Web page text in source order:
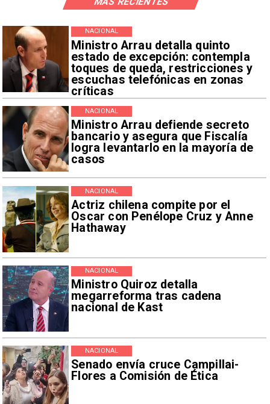
Ministro Arrau detalla quinto
estado de excepción: contempla
toques de queda, restricciones y
escuchas telefónicas en zonas
críticas
NACIONAL
Ministro Arrau defiende secreto
bancario y asegura que Fiscalía
logra levantarlo en la mayoría de
casos
NACIONAL
Actriz chilena compite por el
Oscar con Penélope Cruz y Anne
Hathaway
NACIONAL
Ministro Quiroz detalla
megarreforma tras cadena
nacional de Kast
NACIONAL
Senado envía cruce Campillai-
Flores a Comisión de Ética
NACIONAL